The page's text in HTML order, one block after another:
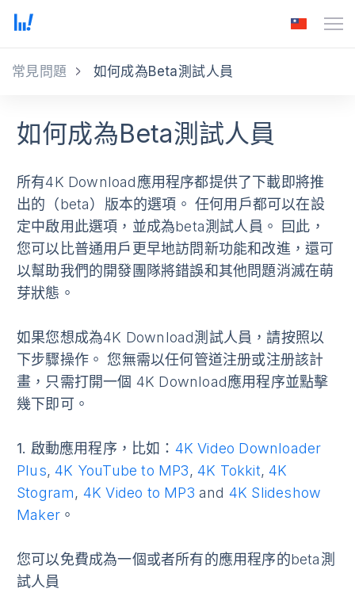
常見問題 如何成為Beta測試人員
如何成為Beta測試人員
所有4K Download應用程序都提供了下載即將推
出的（beta）版本的選項。 任何用戶都可以在設
定中啟用此選項，並成為beta測試人員。 囙此，
您可以比普通用戶更早地訪問新功能和改進，還可
以幫助我們的開發團隊將錯誤和其他問題消滅在萌
芽狀態。
如果您想成為4K Download測試人員，請按照以
下步驟操作。 您無需以任何管道注册或注册該計
畫，只需打開一個 4K Download應用程序並點擊
幾下即可。
1. 啟動應用程序，比如： 4K Video Downloader
Plus,4K YouTube to MP3,4K Tokkit,4K
Stogram, 4K Video to MP3 and 4K Slideshow
Maker 。
您可以免費成為一個或者所有的應用程序的beta測
試人員